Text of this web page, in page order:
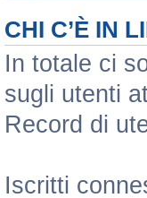
CHI C’È IN
In totale ci
sugli utenti
Record di
Iscritti